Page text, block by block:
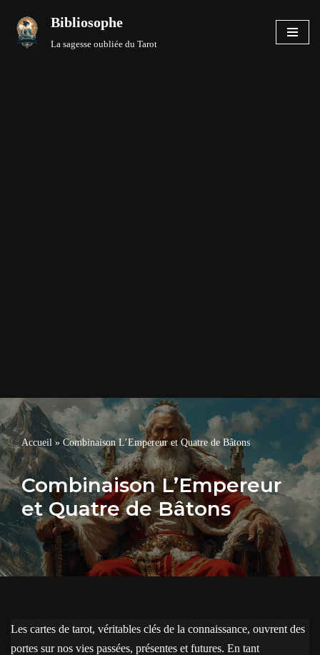
Aller
Bibliosophe
La sagesse oubliée du Tarot
Accueil » Combinaison L’Empereur et Quatre de Bâtons
Combinaison L’Empereur
et Quatre de Bâtons
Les cartes de tarot, véritables clés de la connaissance, ouvrent des
portes sur nos vies passées, présentes et futures. En tant